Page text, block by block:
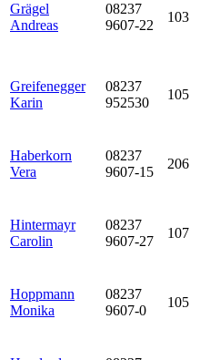
Grägel
Andreas
08237
9607-22
103
Greifenegger
Karin
08237
952530
105
Haberkorn
Vera
08237
9607-15
206
Hintermayr
Carolin
08237
9607-27
107
Hoppmann
Monika
08237
9607-0
105